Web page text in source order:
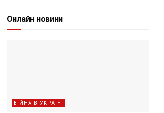
Онлайн новини
ВІЙНА В УКРАЇНІ